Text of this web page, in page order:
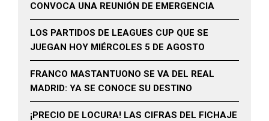
CONVOCA UNA REUNIÓN DE EMERGENCIA
LOS PARTIDOS DE LEAGUES CUP QUE SE
JUEGAN HOY MIÉRCOLES 5 DE AGOSTO
FRANCO MASTANTUONO SE VA DEL REAL
MADRID: YA SE CONOCE SU DESTINO
¡PRECIO DE LOCURA! LAS CIFRAS DEL FICHAJE